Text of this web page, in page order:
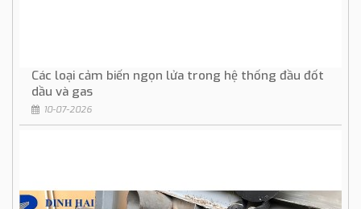
Các loại cảm biến ngọn lửa trong hệ thống đầu đốt
dầu và gas
10-07-2026